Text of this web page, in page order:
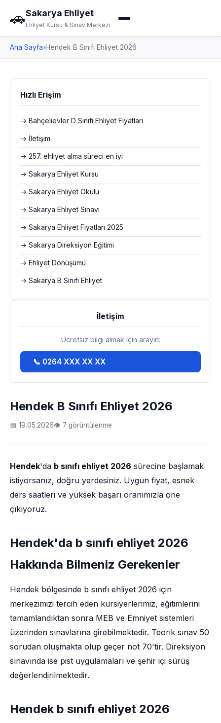
🚗Sakarya Ehliyet
Ehliyet Kursu & Sınav Merkezi
Ana Sayfa›Hendek B Sınıfı Ehliyet 2026
Hendek B Sınıfı Ehliyet 2026
📅 19.05.2026👁 7 görüntülenme
Hendek'da b sınıfı ehliyet 2026 sürecine başlamak
istiyorsanız, doğru yerdesiniz. Uygun fiyat, esnek
ders saatleri ve yüksek başarı oranımızla öne
çıkıyoruz.
Hendek'da b sınıfı ehliyet 2026
Hakkında Bilmeniz Gerekenler
Hendek bölgesinde b sınıfı ehliyet 2026 için
merkezimizi tercih eden kursiyerlerimiz, eğitimlerini
tamamlandıktan sonra MEB ve Emniyet sistemleri
üzerinden sınavlarına girebilmektedir. Teorik sınav 50
sorudan oluşmakta olup geçer not 70'tir. Direksiyon
sınavında ise pist uygulamaları ve şehir içi sürüş
değerlendirilmektedir.
Hendek b sınıfı ehliyet 2026
Hızlı Erişim
→ Bahçelievler D Sınıfı Ehliyet Fiyatları
→ İletişim
→ 257. ehliyet alma süreci en iyi
→ Sakarya Ehliyet Kursu
→ Sakarya Ehliyet Okulu
→ Sakarya Ehliyet Sınavı
→ Sakarya Ehliyet Fiyatları 2025
→ Sakarya Direksiyon Eğitimi
→ Ehliyet Dönüşümü
→ Sakarya B Sınıfı Ehliyet
İletişim
Ücretsiz bilgi almak için arayın:
📞 0264 XXX XX XX